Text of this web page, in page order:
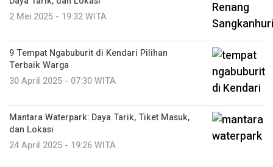
2 Mei 2025 - 19:32 WITA
9 Tempat Ngabuburit di Kendari Pilihan
Terbaik Warga
30 April 2025 - 07:30 WITA
Mantara Waterpark: Daya Tarik, Tiket Masuk,
dan Lokasi
24 April 2025 - 19:26 WITA